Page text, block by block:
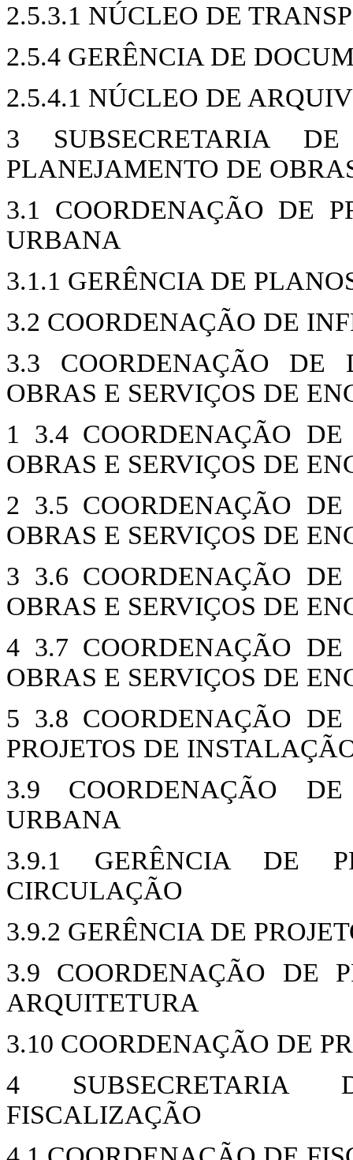
2.5.3.1 NÚCLEO DE
2.5.4 GERÊNCIA DE
2.5.4.1 NÚCLEO DE
3 SUBSECRETARIA
PLANEJAMENTO DE
3.1 COORDENAÇÃO DE
URBANA
3.1.1 GERÊNCIA DE
3.2 COORDENAÇÃO DE
3.3 COORDENAÇÃO DE
OBRAS E SERVIÇOS DE
1 3.4 COORDENAÇÃO
OBRAS E SERVIÇOS DE
2 3.5 COORDENAÇÃO
OBRAS E SERVIÇOS DE
3 3.6 COORDENAÇÃO
OBRAS E SERVIÇOS DE
4 3.7 COORDENAÇÃO
OBRAS E SERVIÇOS DE
5 3.8 COORDENAÇÃO
PROJETOS DE
3.9 COORDENAÇÃO
URBANA
3.9.1 GERÊNCIA DE
CIRCULAÇÃO
3.9.2 GERÊNCIA DE
3.9 COORDENAÇÃO DE
ARQUITETURA
3.10 COORDENAÇÃO DE
4 SUBSECRETARIA
FISCALIZAÇÃO